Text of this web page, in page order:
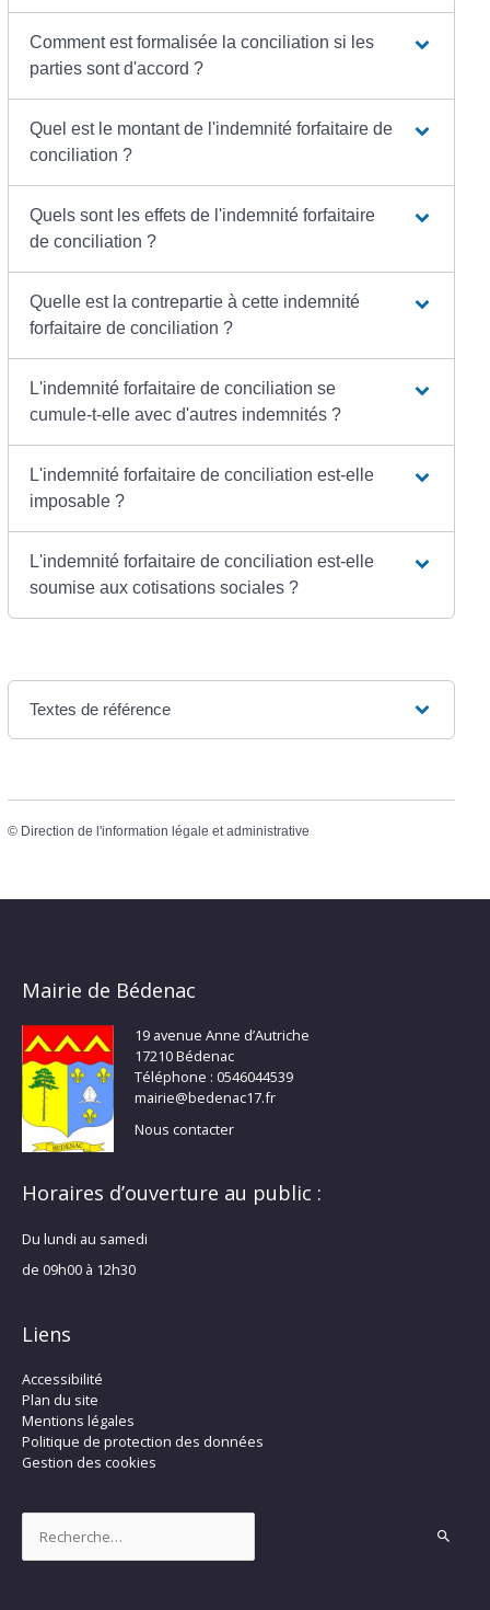
Comment est formalisée la conciliation si les
parties sont d'accord ?
Quel est le montant de l'indemnité forfaitaire de
conciliation ?
Quels sont les effets de l'indemnité forfaitaire
de conciliation ?
Quelle est la contrepartie à cette indemnité
forfaitaire de conciliation ?
L'indemnité forfaitaire de conciliation se
cumule-t-elle avec d'autres indemnités ?
L'indemnité forfaitaire de conciliation est-elle
imposable ?
L'indemnité forfaitaire de conciliation est-elle
soumise aux cotisations sociales ?
Textes de référence
© Direction de l'information légale et administrative
Mairie de Bédenac
19 avenue Anne d’Autriche
17210 Bédenac
Téléphone : 0546044539
mairie@bedenac17.fr
Nous contacter
Horaires d’ouverture au public :
Du lundi au samedi
de 09h00 à 12h30
Liens
Accessibilité
Plan du site
Mentions légales
Politique de protection des données
Gestion des cookies